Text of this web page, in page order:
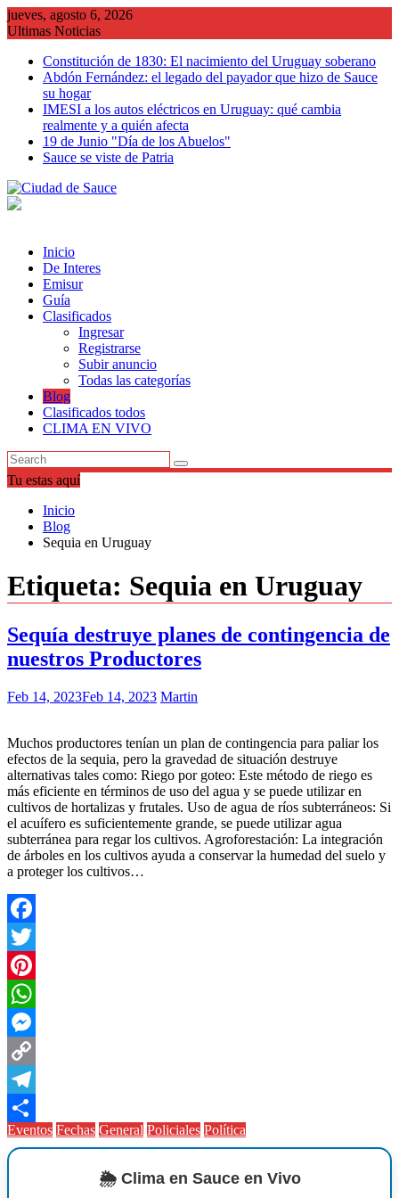
Saltar
al
jueves, agosto 6, 2026
Ultimas Noticias
Constitución de 1830: El nacimiento del Uruguay soberano
Abdón Fernández: el legado del payador que hizo de Sauce
su hogar
IMESI a los autos eléctricos en Uruguay: qué cambia
realmente y a quién afecta
19 de Junio "Día de los Abuelos"
Sauce se viste de Patria
Inicio
De Interes
Emisur
Guía
Clasificados
Ingresar
Registrarse
Subir anuncio
Todas las categorías
Blog
Clasificados todos
CLIMA EN VIVO
Tu estas aquí
Inicio
Blog
Sequia en Uruguay
Etiqueta: Sequia en Uruguay
Sequía destruye planes de contingencia de
nuestros Productores
Feb 14, 2023Feb 14, 2023 Martin
Muchos productores tenían un plan de contingencia para paliar los
efectos de la sequia, pero la gravedad de situación destruye
alternativas tales como: Riego por goteo: Este método de riego es
más eficiente en términos de uso del agua y se puede utilizar en
cultivos de hortalizas y frutales. Uso de agua de ríos subterráneos: Si
el acuífero es suficientemente grande, se puede utilizar agua
subterránea para regar los cultivos. Agroforestación: La integración
de árboles en los cultivos ayuda a conservar la humedad del suelo y
a proteger los cultivos…
Facebook
Twitter
Pinterest
WhatsApp
Messenger
Copy
Link
Telegram
Compartir
Eventos Fechas General Policiales Política
🌦️ Clima en Sauce en Vivo